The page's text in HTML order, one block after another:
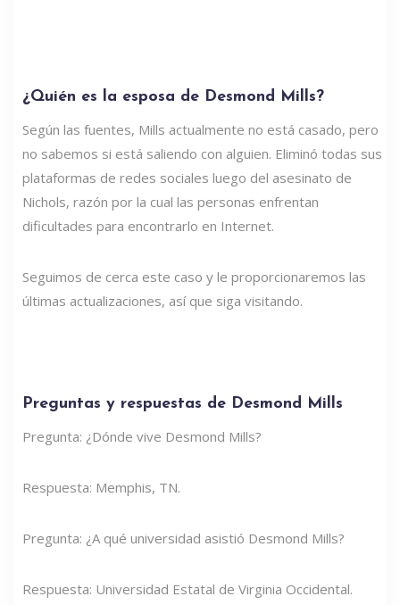
¿Quién es la esposa de Desmond Mills?
Según las fuentes, Mills actualmente no está casado, pero
no sabemos si está saliendo con alguien. Eliminó todas sus
plataformas de redes sociales luego del asesinato de
Nichols, razón por la cual las personas enfrentan
dificultades para encontrarlo en Internet.
Seguimos de cerca este caso y le proporcionaremos las
últimas actualizaciones, así que siga visitando.
Preguntas y respuestas de Desmond Mills
Pregunta: ¿Dónde vive Desmond Mills?
Respuesta: Memphis, TN.
Pregunta: ¿A qué universidad asistió Desmond Mills?
Respuesta: Universidad Estatal de Virginia Occidental.